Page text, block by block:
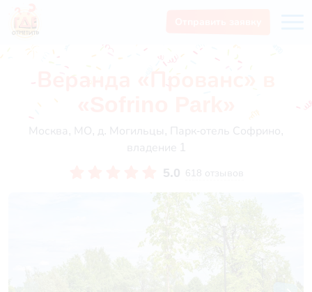
Веранда «Прованс» в
Москва, МО, д. Могильцы, Парк-отель Софрино,
владение 1
5.0 618 отзывов